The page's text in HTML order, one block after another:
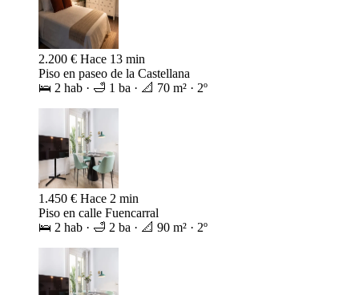
1.500 € Hace 30 min
Piso en calle Embajadores
🛌 1 hab · 🛁 1 ba · 📐 70 m² · 4º
2.200 € Hace 13 min
Piso en paseo de la Castellana
🛌 2 hab · 🛁 1 ba · 📐 70 m² · 2º